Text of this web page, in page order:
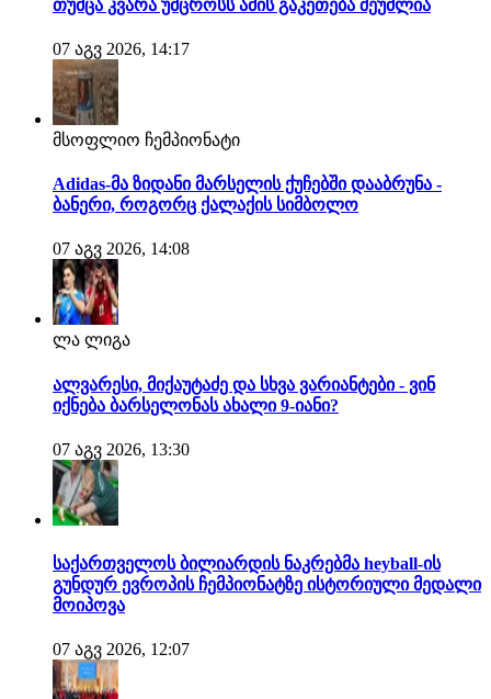
თუმცა კვარა უმცროსს ამის გაკეთება შეუძლია
07 აგვ 2026, 14:17
მსოფლიო ჩემპიონატი
Adidas-მა ზიდანი მარსელის ქუჩებში დააბრუნა -
ბანერი, როგორც ქალაქის სიმბოლო
07 აგვ 2026, 14:08
ლა ლიგა
ალვარესი, მიქაუტაძე და სხვა ვარიანტები - ვინ
იქნება ბარსელონას ახალი 9-იანი?
07 აგვ 2026, 13:30
საქართველოს ბილიარდის ნაკრებმა heyball-ის
გუნდურ ევროპის ჩემპიონატზე ისტორიული მედალი
მოიპოვა
07 აგვ 2026, 12:07